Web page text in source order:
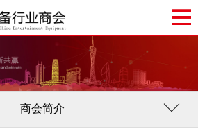
商会简介